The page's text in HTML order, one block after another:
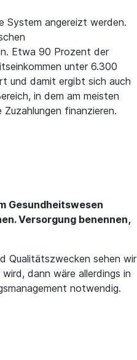
System angereizt werden.
Etwa 90 Prozent der
unter 6.300
und damit ergibt sich auch
in dem am meisten
finanzieren.
Gesundheitswesen
Versorgung benennen,
Qualitätszwecken sehen wir
dann wäre allerdings in
notwendig.